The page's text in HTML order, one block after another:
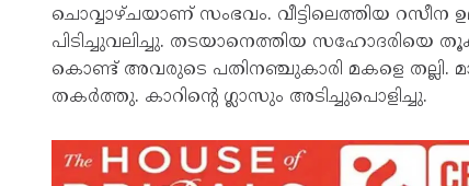
ചൊവ്വാഴ്ചയാണ് സംഭവം. വീട്ടിലെത്തിയ
പിടിച്ചുവലിച്ചു. തടയാനെത്തിയ സഹോദരിയെ
കൊണ്ട് അവരുടെ പതിനഞ്ചുകാരി മകളെ തല്ലി.
തകര്‍ത്തു. കാറിന്റെ ഗ്ലാസും അടിച്ചുപൊളിച്ചു.